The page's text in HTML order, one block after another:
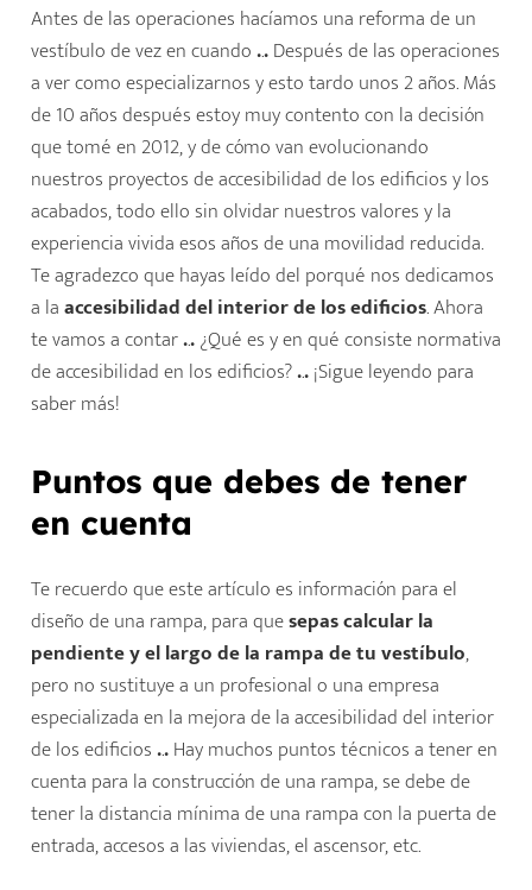
Antes de las operaciones hacíamos una reforma de un
vestíbulo de vez en cuando...Después de las operaciones
a ver como especializarnos y esto tardo unos 2 años. Más
de 10 años después estoy muy contento con la decisión
que tomé en 2012, y de cómo van evolucionando
nuestros proyectos de accesibilidad de los edificios y los
acabados, todo ello sin olvidar nuestros valores y la
experiencia vivida esos años de una movilidad reducida.
Te agradezco que hayas leído del porqué nos dedicamos
a laaccesibilidad del interior de los edificios. Ahora
te vamos a contar...¿Qué es y en qué consiste normativa
de accesibilidad en los edificios?...¡Sigue leyendo para
saber más!
Puntos que debes de tener
en cuenta
Te recuerdo que este artículo es información para el
diseño de una rampa, para quesepas calcular la
pendiente y el largo de la rampa de tu vestíbulo,
pero no sustituye a un profesional o una empresa
especializada en la mejora de la accesibilidad del interior
de los edificios...Hay muchos puntos técnicos a tener en
cuenta para la construcción de una rampa, se debe de
tener la distancia mínima de una rampa con la puerta de
entrada, accesos a las viviendas, el ascensor, etc.